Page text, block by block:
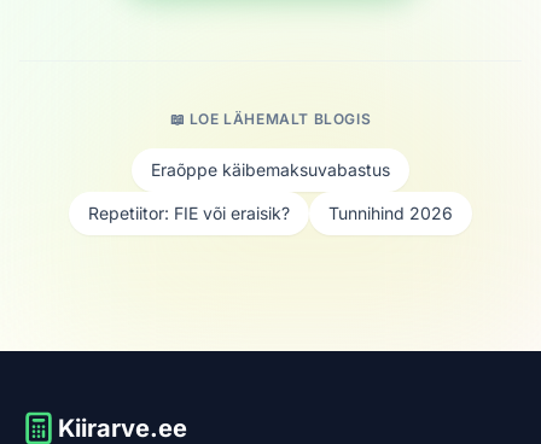
📖 LOE LÄHEMALT BLOGIS
Eraõppe käibemaksuvabastus
Repetiitor: FIE või eraisik? Tunnihind 2026
Kiirarve.ee